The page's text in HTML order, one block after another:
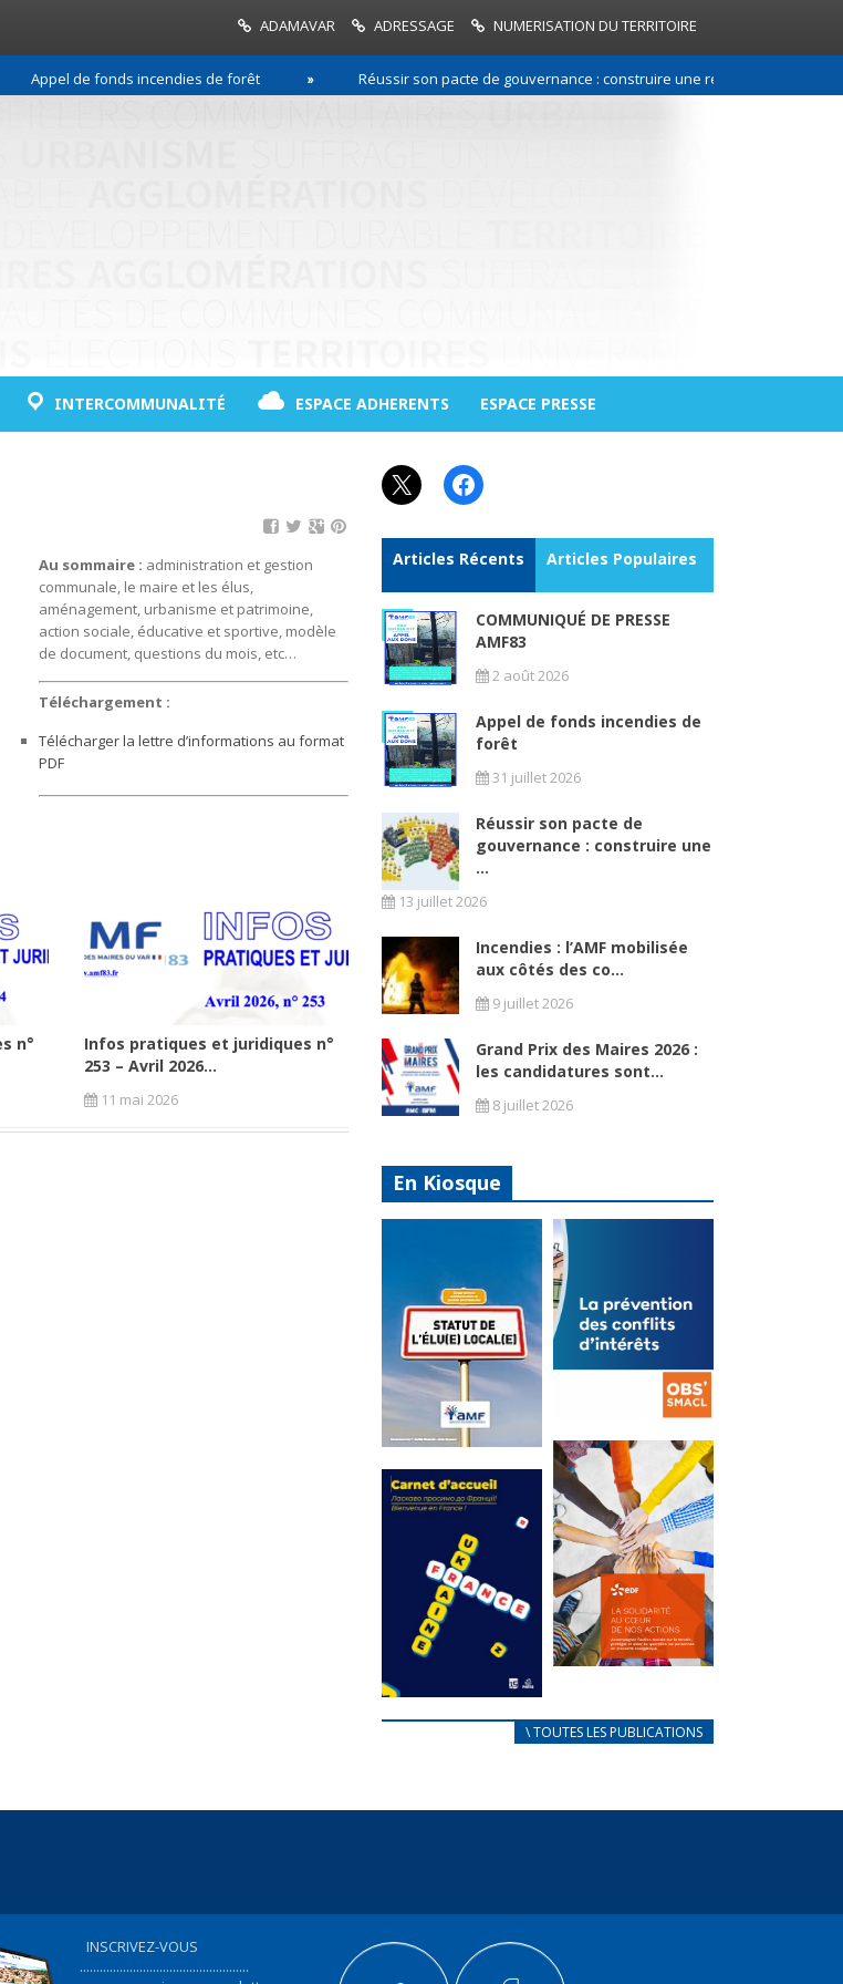
ADAMAVAR ADRESSAGE NUMERISATION DU TERRITOIRE
Appel de fonds incendies de forêt Réussir son pacte de gouvernance : construire une relation de confiance
INTERCOMMUNALITÉ ESPACE ADHERENTS ESPACE PRESSE
Au sommaire : administration et gestion
communale, le maire et les élus,
aménagement, urbanisme et patrimoine,
action sociale, éducative et sportive, modèle
de document, questions du mois, etc…
Téléchargement :
Télécharger la lettre d’informations au format
PDF
n°
Infos pratiques et juridiques n°
253 – Avril 2026...
11 mai 2026
X Facebook
Articles Récents Articles Populaires
COMMUNIQUÉ DE PRESSE
AMF83
2 août 2026
Appel de fonds incendies de
forêt
31 juillet 2026
Réussir son pacte de
gouvernance : construire une
...
13 juillet 2026
Incendies : l’AMF mobilisée
aux côtés des co...
9 juillet 2026
Grand Prix des Maires 2026 :
les candidatures sont...
8 juillet 2026
En Kiosque
Statut de
l’élu local
Mise à jour avril
2024
FEUILLETER
La
prévention
des conflits
d’intérêts
18 septembre 2023
FEUILLETER
au coeur de
nos actions
en France,...
FEUILLETER
\ TOUTES LES PUBLICATIONS
INSCRIVEZ-VOUS
...................................................